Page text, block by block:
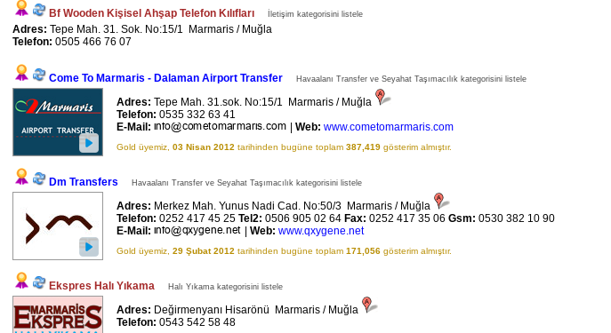
Bf Wooden Kişisel Ahşap Telefon Kılıfları İletişim kategorisini listele
Adres: Tepe Mah. 31. Sok. No:15/1 Marmaris / Muğla
Telefon: 0505 466 76 07
Come To Marmaris - Dalaman Airport Transfer Havaalanı Transfer ve Seyahat Taşımacılık kategorisini listele
Adres: Tepe Mah. 31.sok. No:15/1 Marmaris / Muğla
Telefon: 0535 332 63 41
E-Mail:
Web: www.cometomarmaris.com
Gold üyemiz, 03 Nisan 2012 tarihinden bugüne toplam 387,419 gösterim almıştır.
Dm Transfers Havaalanı Transfer ve Seyahat Taşımacılık kategorisini listele
Adres: Merkez Mah. Yunus Nadi Cad. No:50/3 Marmaris / Muğla
Telefon: 0252 417 45 25 Tel2: 0506 905 02 64 Fax: 0252 417 35 06 Gsm: 0530 382 10 90
E-Mail:
Web: www.qxygene.net
Gold üyemiz, 29 Şubat 2012 tarihinden bugüne toplam 171,056 gösterim almıştır.
Ekspres Halı Yıkama Halı Yıkama kategorisini listele
Adres: Değirmenyanı Hisarönü Marmaris / Muğla
Telefon: 0543 542 58 48